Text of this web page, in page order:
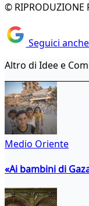
© RIPRODUZIONE
Seguici
Altro di Idee e
Medio Oriente
«Ai bambini di